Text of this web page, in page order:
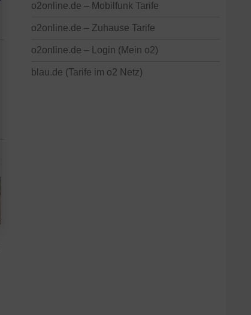
o2online.de – Mobilfunk Tarife
o2online.de – Zuhause Tarife
o2online.de – Login (Mein o2)
blau.de (Tarife im o2 Netz)